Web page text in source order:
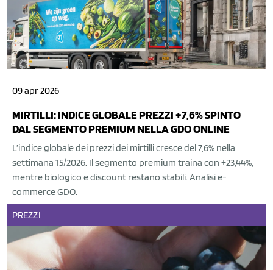
09 apr 2026
MIRTILLI: INDICE GLOBALE PREZZI +7,6% SPINTO
DAL SEGMENTO PREMIUM NELLA GDO ONLINE
L’indice globale dei prezzi dei mirtilli cresce del 7,6% nella
settimana 15/2026. Il segmento premium traina con +23,44%,
mentre biologico e discount restano stabili. Analisi e-
commerce GDO.
PREZZI